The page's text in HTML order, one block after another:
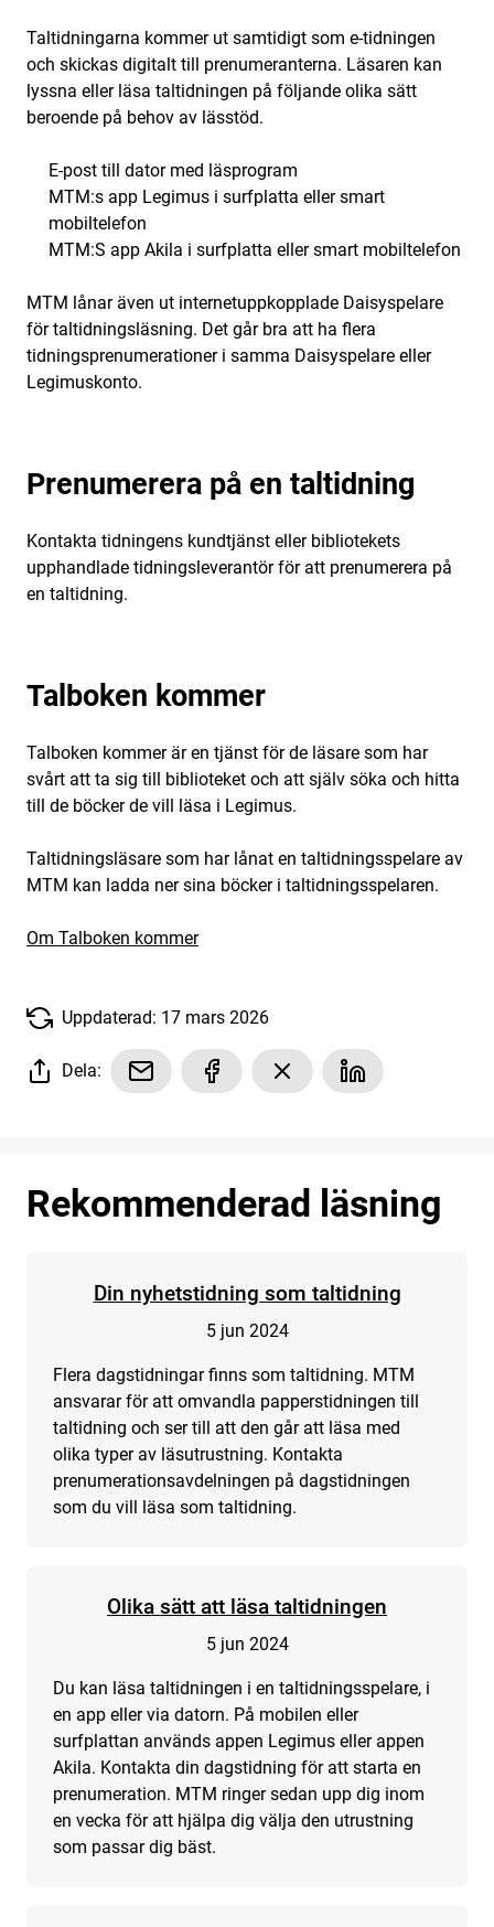
Taltidningarna kommer ut samtidigt som e-tidningen
och skickas digitalt till prenumeranterna. Läsaren kan
lyssna eller läsa taltidningen på följande olika sätt
beroende på behov av lässtöd.
E-post till dator med läsprogram
MTM:s app Legimus i surfplatta eller smart
mobiltelefon
MTM:S app Akila i surfplatta eller smart mobiltelefon
MTM lånar även ut internetuppkopplade Daisyspelare
för taltidningsläsning. Det går bra att ha flera
tidningsprenumerationer i samma Daisyspelare eller
Legimuskonto.
Prenumerera på en taltidning
Kontakta tidningens kundtjänst eller bibliotekets
upphandlade tidningsleverantör för att prenumerera på
en taltidning.
Talboken kommer
Talboken kommer är en tjänst för de läsare som har
svårt att ta sig till biblioteket och att själv söka och hitta
till de böcker de vill läsa i Legimus.
Taltidningsläsare som har lånat en taltidningsspelare av
MTM kan ladda ner sina böcker i taltidningsspelaren.
Om Talboken kommer
Uppdaterad: 17 mars 2026
Dela:
Rekommenderad läsning
Din nyhetstidning som taltidning
5 jun 2024
Flera dagstidningar finns som taltidning. MTM
ansvarar för att omvandla papperstidningen till
taltidning och ser till att den går att läsa med
olika typer av läsutrustning. Kontakta
prenumerationsavdelningen på dagstidningen
som du vill läsa som taltidning.
Olika sätt att läsa taltidningen
5 jun 2024
Du kan läsa taltidningen i en taltidningsspelare, i
en app eller via datorn. På mobilen eller
surfplattan används appen Legimus eller appen
Akila. Kontakta din dagstidning för att starta en
prenumeration. MTM ringer sedan upp dig inom
en vecka för att hjälpa dig välja den utrustning
som passar dig bäst.